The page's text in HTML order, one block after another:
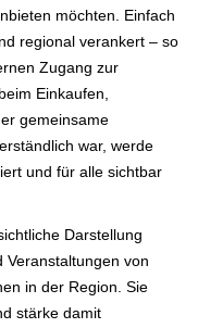
möchten. Einfach
regional verankert – so
Zugang zur
Einkaufen,
gemeinsame
war, werde
und für alle sichtbar
Darstellung
Veranstaltungen von
in der Region. Sie
stärke damit